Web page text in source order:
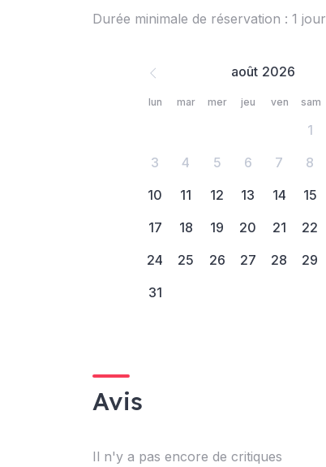
Durée minimale de réservation : 1 jour
août
lun mar mer jeu ven sam
1
3
4 5 6 7 8
10
11 12 13 14 15
17
18 19 20 21 22
24
25 26 27 28 29
31
Avis
Il n'y a pas encore de critiques